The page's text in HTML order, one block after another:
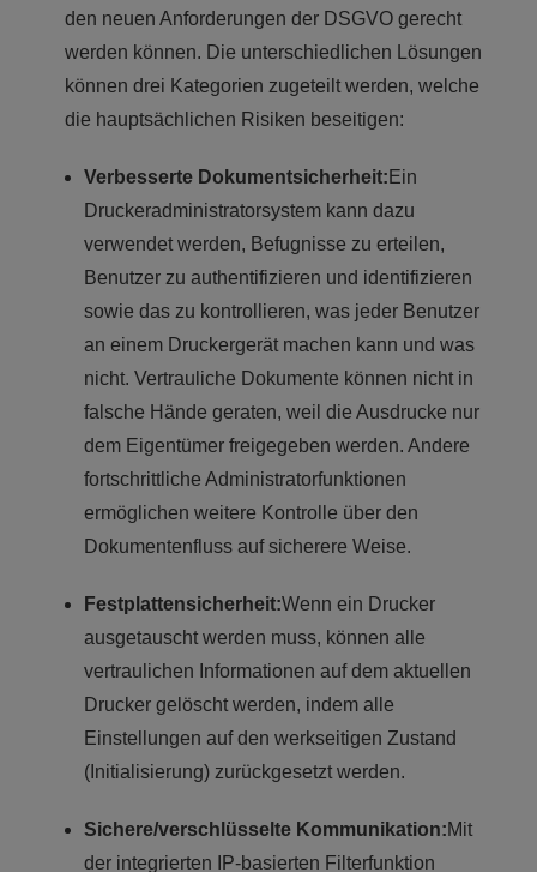
den neuen Anforderungen der DSGVO gerecht
werden können. Die unterschiedlichen Lösungen
können drei Kategorien zugeteilt werden, welche
die hauptsächlichen Risiken beseitigen:
Verbesserte Dokumentsicherheit: Ein
Druckeradministratorsystem kann dazu
verwendet werden, Befugnisse zu erteilen,
Benutzer zu authentifizieren und identifizieren
sowie das zu kontrollieren, was jeder Benutzer
an einem Druckergerät machen kann und was
nicht. Vertrauliche Dokumente können nicht in
falsche Hände geraten, weil die Ausdrucke nur
dem Eigentümer freigegeben werden. Andere
fortschrittliche Administratorfunktionen
ermöglichen weitere Kontrolle über den
Dokumentenfluss auf sicherere Weise.
Festplattensicherheit:Wenn ein Drucker
ausgetauscht werden muss, können alle
vertraulichen Informationen auf dem aktuellen
Drucker gelöscht werden, indem alle
Einstellungen auf den werkseitigen Zustand
(Initialisierung) zurückgesetzt werden.
Sichere/verschlüsselte Kommunikation:Mit
der integrierten IP-basierten Filterfunktion